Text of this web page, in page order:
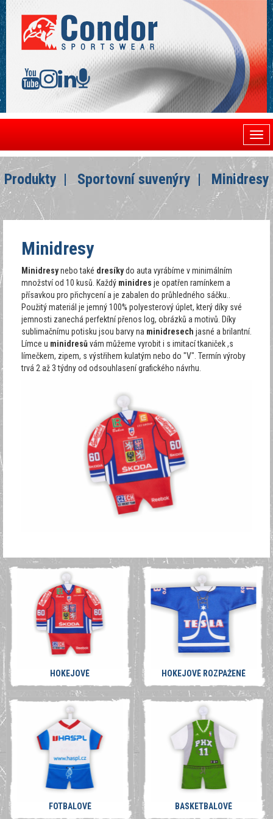
Produkty Sportovní suvenýry Minidresy
Minidresy
Minidresynebo také dresíkydo auta vyrábíme v minimálním
množství od 10 kusů. Každý minidres je opatřen ramínkem a
přísavkou pro přichycení a je zabalen do průhledného sáčku..
Použitý materiál je jemný 100% polyesterový úplet, který díky své
jemnosti zanechá perfektní přenos log, obrázků a motivů. Díky
sublimačnímu potisku jsou barvy na minidresech jasné a brilantní.
Límce u minidresůvám můžeme vyrobit i s imitací tkaniček ,s
límečkem, zipem, s výstřihem kulatým nebo do "V". Termín výroby
trvá 2 až 3 týdny od odsouhlasení grafického návrhu.
HOKEJOVÉ HOKEJOVÉ ROZPAŽENÉ
FOTBALOVÉ BASKETBALOVÉ